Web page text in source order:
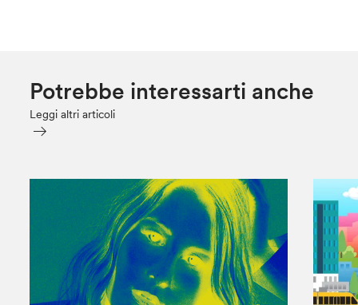
Potrebbe interessarti anche
Leggi altri articoli